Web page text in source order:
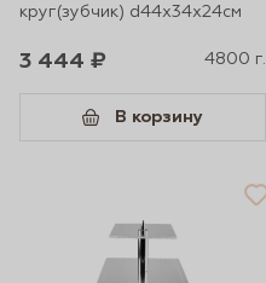
круг(зубчик) d44х34х24см
3 444 ₽ 4800 г.
В корзину